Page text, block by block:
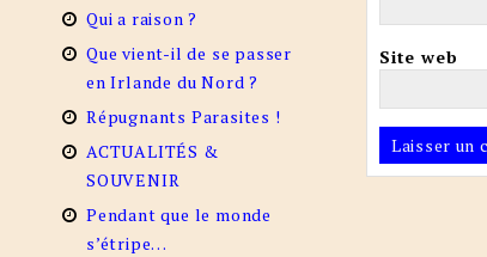
Site web
Qui a raison ?
Que vient-il de se passer
en Irlande du Nord ?
Répugnants Parasites !
ACTUALITÉS &
SOUVENIR
Pendant que le monde
s’étripe…